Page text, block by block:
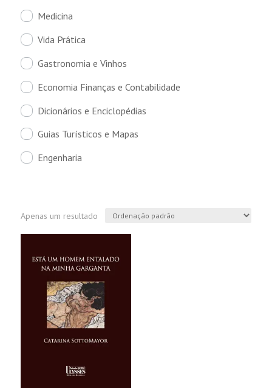
Medicina
Vida Prática
Gastronomia e Vinhos
Economia Finanças e Contabilidade
Dicionários e Enciclopédias
Guias Turísticos e Mapas
Engenharia
Apenas um resultado